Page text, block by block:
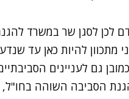
לכן לסגן שר במשרד
מתכוון להיות כאן עד
גם לעניינים
הסביבה השוהה בחו"ל,